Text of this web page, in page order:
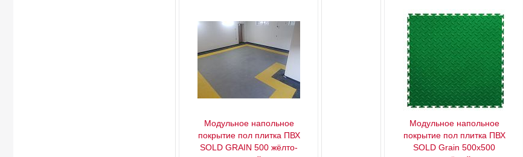
Модульное напольное
покрытие пол плитка ПВХ
SOLD GRAIN 500 жёлто-
Модульное напольное
покрытие пол плитка ПВХ
SOLD Grain 500х500